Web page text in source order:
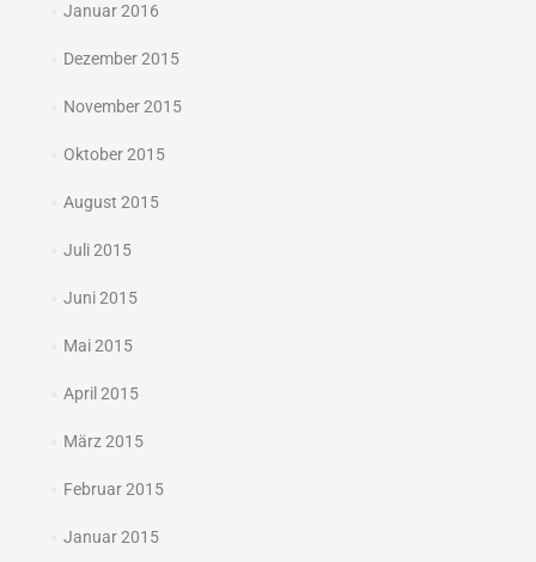
Januar 2016
Dezember 2015
November 2015
Oktober 2015
August 2015
Juli 2015
Juni 2015
Mai 2015
April 2015
März 2015
Februar 2015
Januar 2015